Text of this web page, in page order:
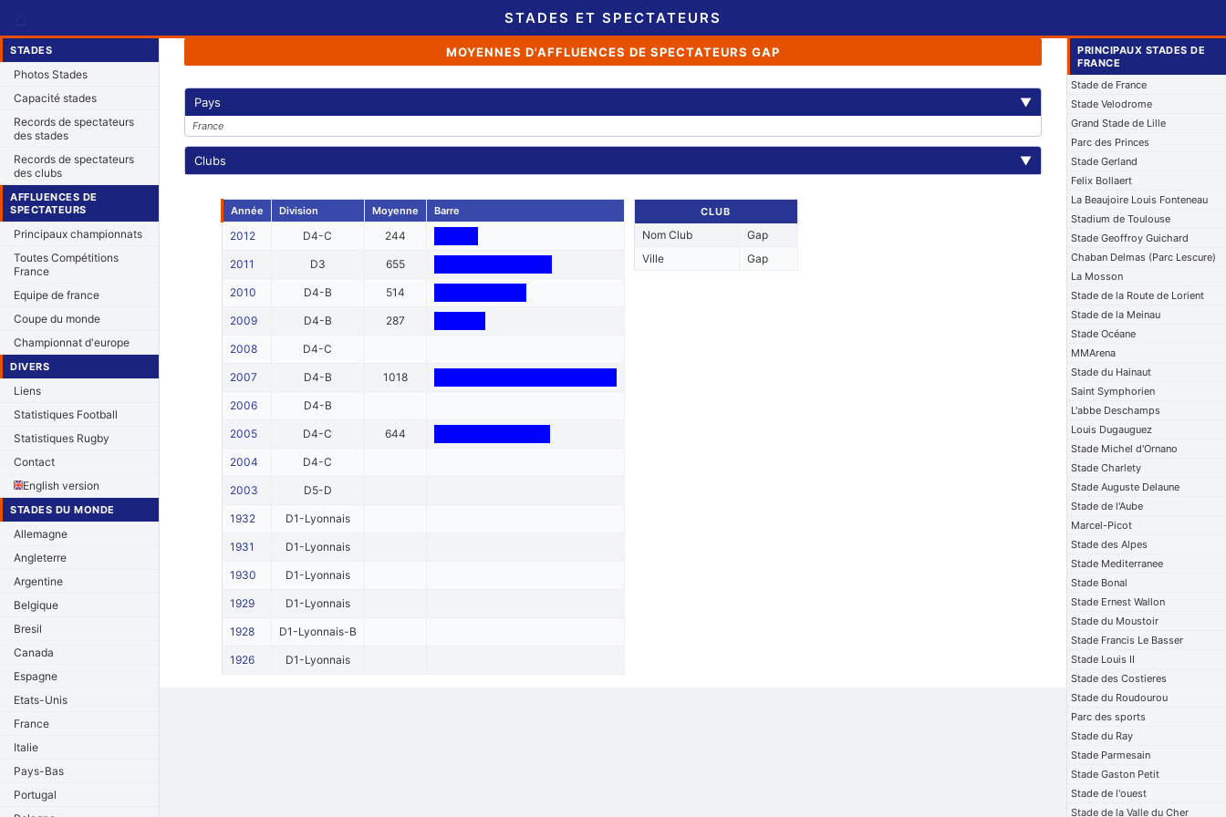
STADES ET SPECTATEURS
STADES
Photos Stades
Capacité stades
Records de spectateurs
des stades
Records de spectateurs
des clubs
AFFLUENCES DE
SPECTATEURS
Principaux championnats
Toutes Compétitions
France
Equipe de france
Coupe du monde
Championnat d'europe
DIVERS
Liens
Statistiques Football
Statistiques Rugby
Contact
English version
STADES DU MONDE
Allemagne
Angleterre
Argentine
Belgique
Bresil
Canada
Espagne
Etats-Unis
France
Italie
Pays-Bas
Portugal
MOYENNES D'AFFLUENCES DE SPECTATEURS GAP
Pays ▼
France
Clubs ▼
Année Division Moyenne Barre
2012 D4-C 244
2011 D3 655
2010 D4-B 514
2009 D4-B 287
2008 D4-C
2007 D4-B 1018
2006 D4-B
2005 D4-C 644
2004 D4-C
2003 D5-D
1932 D1-Lyonnais
1931 D1-Lyonnais
1930 D1-Lyonnais
1929 D1-Lyonnais
1928 D1-Lyonnais-B
1926 D1-Lyonnais
CLUB
Nom Club
Gap
Ville
Gap
PRINCIPAUX STADES DE
FRANCE
Stade de France
Stade Velodrome
Grand Stade de Lille
Parc des Princes
Stade Gerland
Felix Bollaert
La Beaujoire Louis Fonteneau
Stadium de Toulouse
Stade Geoffroy Guichard
Chaban Delmas (Parc Lescure)
La Mosson
Stade de la Route de Lorient
Stade de la Meinau
Stade Océane
MMArena
Stade du Hainaut
Saint Symphorien
L'abbe Deschamps
Louis Dugauguez
Stade Michel d'Ornano
Stade Charlety
Stade Auguste Delaune
Stade de l'Aube
Marcel-Picot
Stade des Alpes
Stade Mediterranee
Stade Bonal
Stade Ernest Wallon
Stade du Moustoir
Stade Francis Le Basser
Stade Louis II
Stade des Costieres
Stade du Roudourou
Parc des sports
Stade du Ray
Stade Parmesain
Stade Gaston Petit
Stade de l'ouest
Stade de la Valle du Cher